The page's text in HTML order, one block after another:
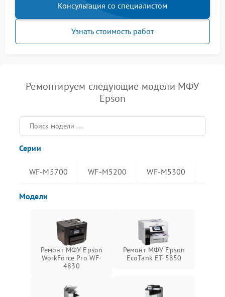
Консультация со специалистом
Узнать стоимость работ
Ремонтируем следующие модели МФУ
Epson
Серии
WF-M5700 WF-M5200 WF-M5300
Модели
Ремонт МФУ Epson
WorkForce Pro WF-
4830
Ремонт МФУ Epson
EcoTank ET-5850